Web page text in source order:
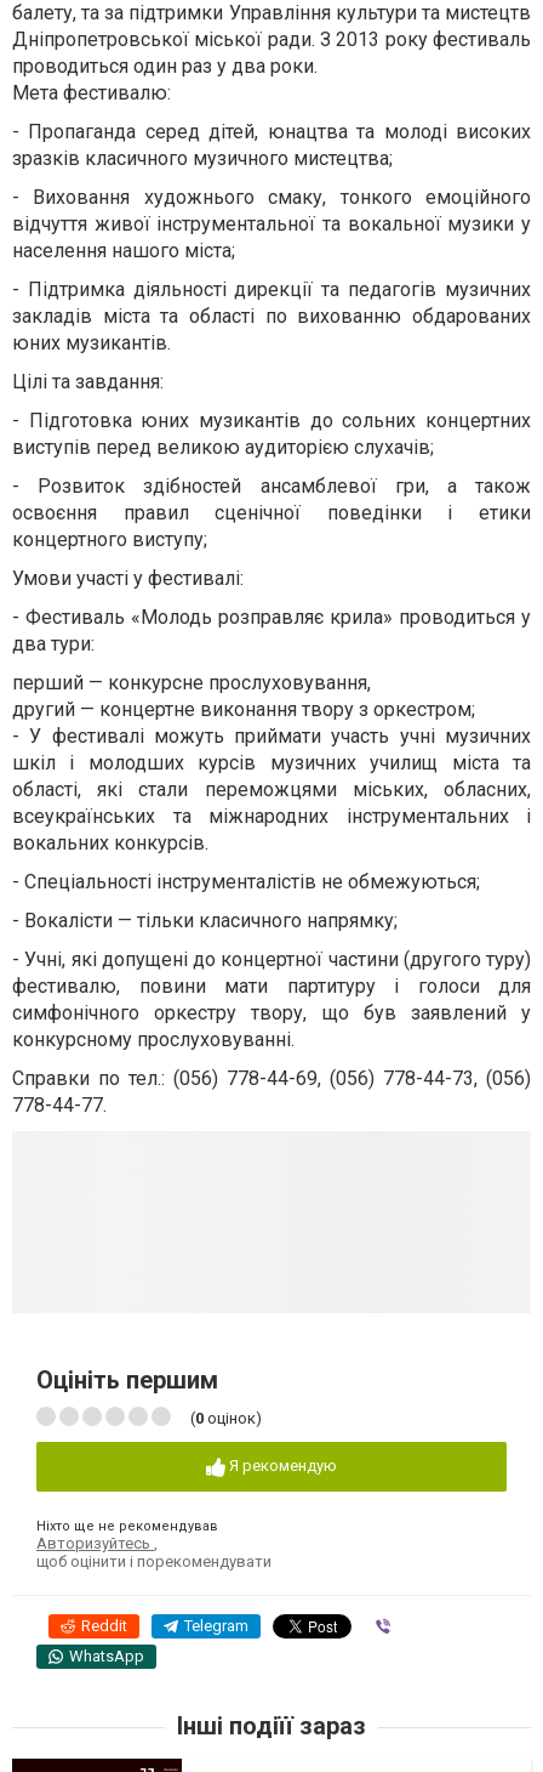
балету, та за підтримки Управління культури та мистецтв
Дніпропетровської міської ради. З 2013 року фестиваль
проводиться один раз у два роки.
Мета фестивалю:
- Пропаганда серед дітей, юнацтва та молоді високих
зразків класичного музичного мистецтва;
- Виховання художнього смаку, тонкого емоційного
відчуття живої інструментальної та вокальної музики у
населення нашого міста;
- Підтримка діяльності дирекції та педагогів музичних
закладів міста та області по вихованню обдарованих
юних музикантів.
Цілі та завдання:
- Підготовка юних музикантів до сольних концертних
виступів перед великою аудиторією слухачів;
- Розвиток здібностей ансамблевої гри, а також
освоєння правил сценічної поведінки і етики
концертного виступу;
Умови участі у фестивалі:
- Фестиваль «Молодь розправляє крила» проводиться у
два тури:
перший — конкурсне прослуховування,
другий — концертне виконання твору з оркестром;
- У фестивалі можуть приймати участь учні музичних
шкіл і молодших курсів музичних училищ міста та
області, які стали переможцями міських, обласних,
всеукраїнських та міжнародних інструментальних і
вокальних конкурсів.
- Спеціальності інструменталістів не обмежуються;
- Вокалісти — тільки класичного напрямку;
- Учні, які допущені до концертної частини (другого туру)
фестивалю, повини мати партитуру і голоси для
симфонічного оркестру твору, що був заявлений у
конкурсному прослуховуванні.
Справки по тел.: (056) 778-44-69, (056) 778-44-73, (056)
778-44-77.
Оцініть першим
(0 оцінок)
Я рекомендую
Ніхто ще не рекомендував
Авторизуйтесь
щоб оцінити і порекомендувати
Reddit Telegram
WhatsApp
Інші подіїї зараз